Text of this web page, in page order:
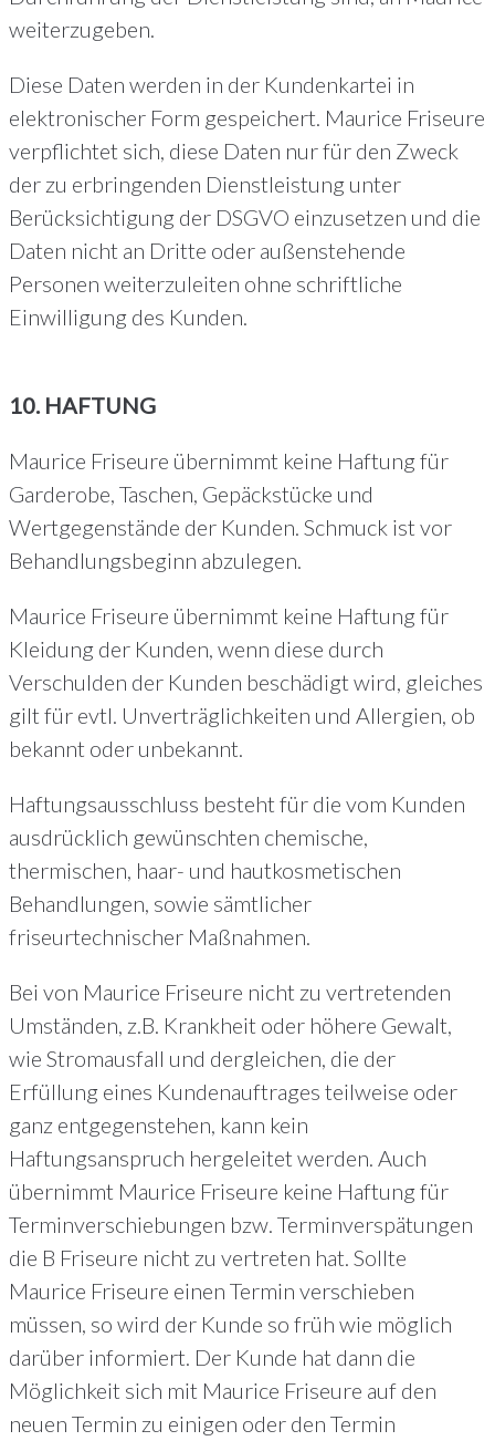
weiterzugeben.
Diese Daten werden in der Kundenkartei in
elektronischer Form gespeichert. Maurice Friseure
verpflichtet sich, diese Daten nur für den Zweck
der zu erbringenden Dienstleistung unter
Berücksichtigung der DSGVO einzusetzen und die
Daten nicht an Dritte oder außenstehende
Personen weiterzuleiten ohne schriftliche
Einwilligung des Kunden.
10. HAFTUNG
Maurice Friseure übernimmt keine Haftung für
Garderobe, Taschen, Gepäckstücke und
Wertgegenstände der Kunden. Schmuck ist vor
Behandlungsbeginn abzulegen.
Maurice Friseure übernimmt keine Haftung für
Kleidung der Kunden, wenn diese durch
Verschulden der Kunden beschädigt wird, gleiches
gilt für evtl. Unverträglichkeiten und Allergien, ob
bekannt oder unbekannt.
Haftungsausschluss besteht für die vom Kunden
ausdrücklich gewünschten chemische,
thermischen, haar- und hautkosmetischen
Behandlungen, sowie sämtlicher
friseurtechnischer Maßnahmen.
Bei von Maurice Friseure nicht zu vertretenden
Umständen, z.B. Krankheit oder höhere Gewalt,
wie Stromausfall und dergleichen, die der
Erfüllung eines Kundenauftrages teilweise oder
ganz entgegenstehen, kann kein
Haftungsanspruch hergeleitet werden. Auch
übernimmt Maurice Friseure keine Haftung für
Terminverschiebungen bzw. Terminverspätungen
die B Friseure nicht zu vertreten hat. Sollte
Maurice Friseure einen Termin verschieben
müssen, so wird der Kunde so früh wie möglich
darüber informiert. Der Kunde hat dann die
Möglichkeit sich mit Maurice Friseure auf den
neuen Termin zu einigen oder den Termin